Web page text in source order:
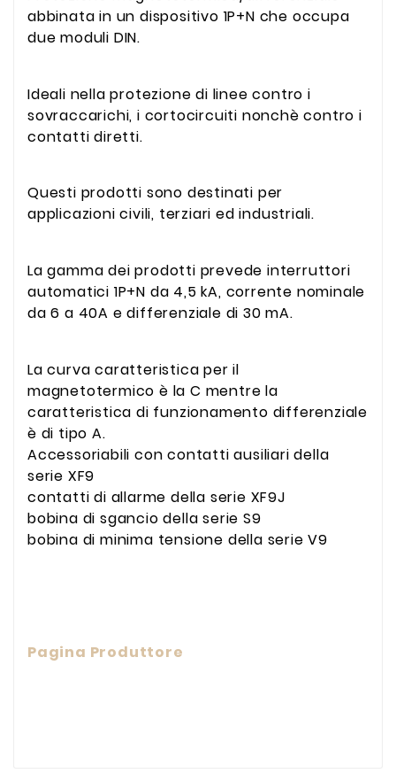
abbinata in un dispositivo 1P+N che occupa
due moduli DIN.
Ideali nella protezione di linee contro i
sovraccarichi, i cortocircuiti nonchè contro i
contatti diretti.
Questi prodotti sono destinati per
applicazioni civili, terziari ed industriali.
La gamma dei prodotti prevede interruttori
automatici 1P+N da 4,5 kA, corrente nominale
da 6 a 40A e differenziale di 30 mA.
La curva caratteristica per il
magnetotermico è la C mentre la
caratteristica di funzionamento differenziale
è di tipo A.
Accessoriabili con contatti ausiliari della
serie XF9
contatti di allarme della serie XF9J
bobina di sgancio della serie S9
bobina di minima tensione della serie V9
Pagina Produttore